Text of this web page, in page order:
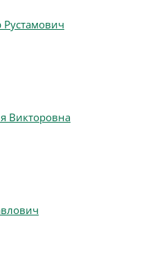
Викторовна